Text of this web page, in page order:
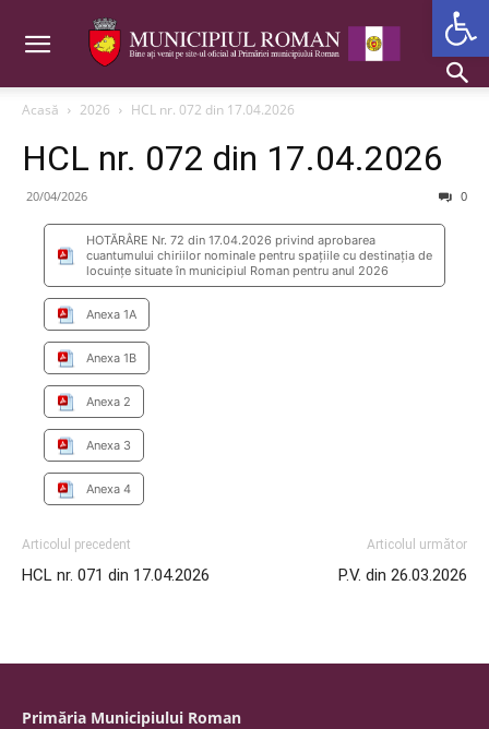
Acasă 2026 HCL nr. 072 din 17.04.2026
HCL nr. 072 din 17.04.2026
20/04/2026 0
HOTĂRÂRE Nr. 72 din 17.04.2026 privind aprobarea
cuantumului chiriilor nominale pentru spațiile cu destinația de
locuințe situate în municipiul Roman pentru anul 2026
Anexa 1A
Anexa 1B
Anexa 2
Anexa 3
Anexa 4
Articolul precedent
HCL nr. 071 din 17.04.2026
Articolul următor
P.V. din 26.03.2026
Primăria Municipiului Roman